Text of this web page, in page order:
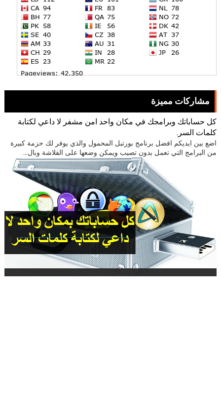
مشاركات مميزة
كل حساباتك وبرامجك في مكان واحد امن مشفر لا داعي لكتابة
كلمات السر.
اضع بين ايديكم افضل برنامج بورتبل المحمول والذي يوفر لك حزمة كبيرة
من البرامج التي تعمل بدون تصيب ويمكن وضعها على الفلاشة وبال...